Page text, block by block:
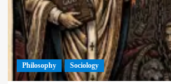
Philosophy Sociology